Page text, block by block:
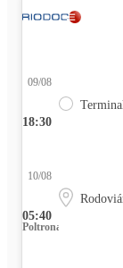
18:30
09/08
05:40
10/08
Poltrona